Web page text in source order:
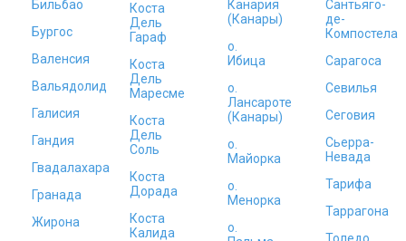
Бильбао
Бургос
Валенсия
Вальядолид
Галисия
Гандия
Гвадалахара
Гранада
Жирона
Коста
Дель
Гараф
Коста
Дель
Маресме
Коста
Дель
Соль
Коста
Дорада
Коста
Калида
Канария
(Канары)
о.
Ибица
о.
Лансароте
(Канары)
о.
Майорка
о.
Менорка
о.
Сантьяго-
де-
Компостела
Сарагоса
Севилья
Сеговия
Сьерра-
Невада
Тарифа
Таррагона
Толедо